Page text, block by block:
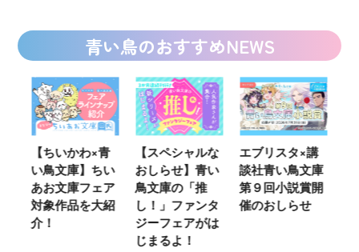
青い鳥のおすすめNEWS
【ちいかわ×青
い鳥文庫】ちい
あお文庫フェア
対象作品を大紹
介！
【スペシャルな
おしらせ】青い
鳥文庫の「推
し！」ファンタ
ジーフェアがは
じまるよ！
エブリスタ×講
談社青い鳥文庫
第９回小説賞開
催のおしらせ